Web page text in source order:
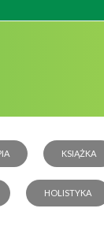
KSIĄŻKA
HOLISTYKA